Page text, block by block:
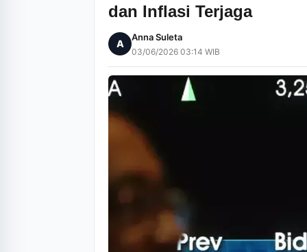
dan Inflasi Terjaga
A
Anna Suleta
03/06/2026 03:14 WIB